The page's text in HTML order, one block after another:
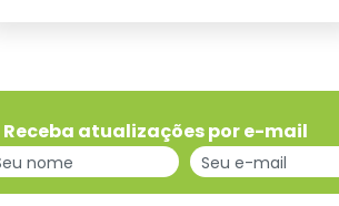
Receba atualizações por e-mail